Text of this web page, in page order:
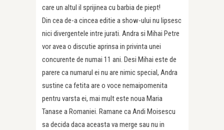
care un altul il sprijinea cu barbia de piept!
Din cea de-a cincea editie a show-ului nu lipsesc
nici divergentele intre jurati. Andra si Mihai Petre
vor avea o discutie aprinsa in privinta unei
concurente de numai 11 ani. Desi Mihai este de
parere ca numarul ei nu are nimic special, Andra
sustine ca fetita are o voce nemaipomenita
pentru varsta ei, mai mult este noua Maria
Tanase a Romaniei. Ramane ca Andi Moisescu
sa decida daca aceasta va merge sau nu in